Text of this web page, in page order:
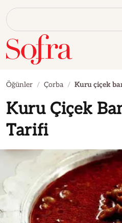
Öğünler Çorba Kuru çiçek
Kuru Çiçek
Tarifi